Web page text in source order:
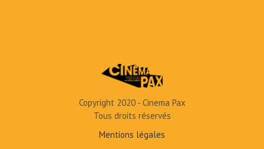
Copyright 2020 - Cinema Pax
Tous droits réservés
Mentions légales